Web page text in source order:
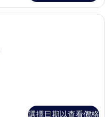
房 (THE ONE) | 埃及棉床單、高級
選擇日期以查看價格